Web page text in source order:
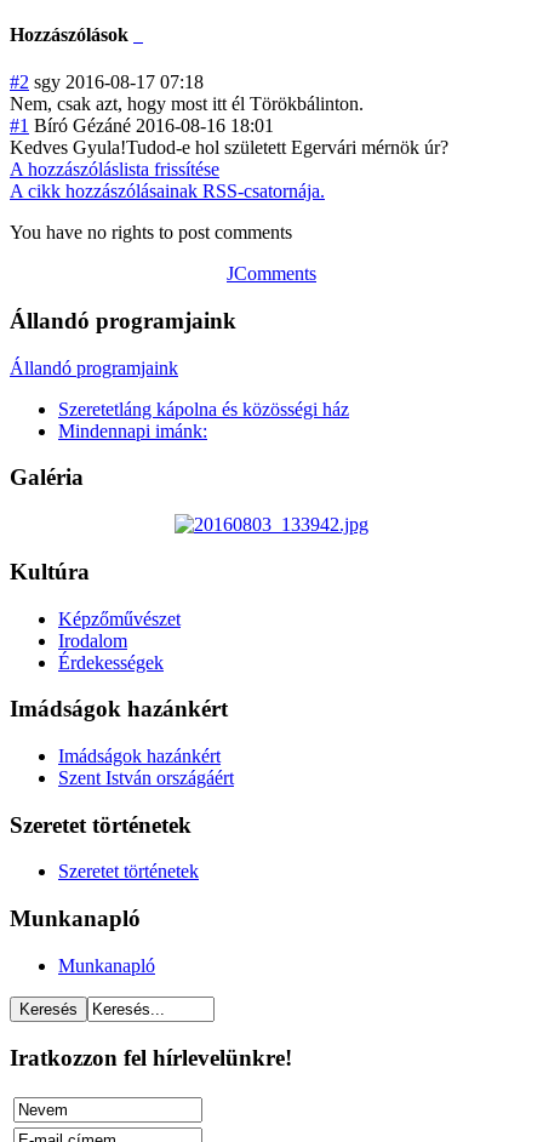
Hozzászólások
#2 sgy 2016-08-17 07:18
Nem, csak azt, hogy most itt él Törökbálinton.
#1 Bíró Gézáné 2016-08-16 18:01
Kedves Gyula!Tudod-e hol született Egervári mérnök úr?
A hozzászóláslista frissítése
A cikk hozzászólásainak RSS-csatornája.
You have no rights to post comments
JComments
Állandó programjaink
Állandó programjaink
Szeretetláng kápolna és közösségi ház
Mindennapi imánk:
Galéria
Kultúra
Képzőművészet
Irodalom
Érdekességek
Imádságok hazánkért
Imádságok hazánkért
Szent István országáért
Szeretet történetek
Szeretet történetek
Munkanapló
Munkanapló
Iratkozzon fel hírlevelünkre!